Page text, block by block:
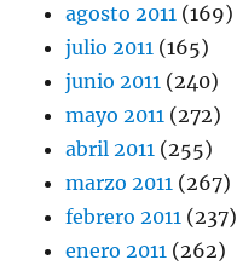
agosto 2011 (169)
julio 2011 (165)
junio 2011 (240)
mayo 2011 (272)
abril 2011 (255)
marzo 2011 (267)
febrero 2011 (237)
enero 2011 (262)